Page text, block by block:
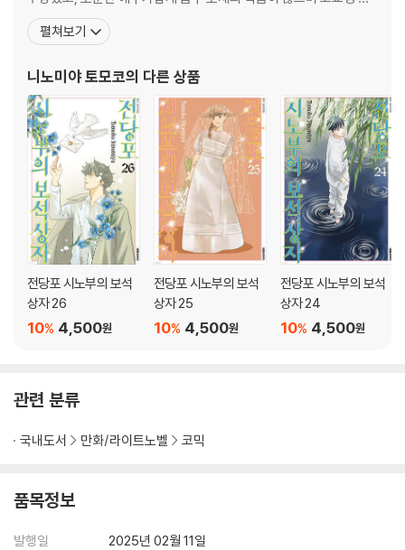
보고서 파일 25 마지막 불꽃을 피우다
File #2 한 잔하러 가자! Vol.1, 한 잔하러 가자! Vol.2
File #3 세토 마을의 새신랑 Vol. 1, 세토 마을의 새신랑 Vol. 2
File #4 꼬꼬마와의 대결 소동
File #5 구사일생투성이 인생
File #6 저자후기 Vol. 1, 저자후기 Vol. 2
재 기업가의 이야기를 다룬『주식회사 천재 패밀리』가 일본 굴지 기업
사장의 애독서로 뽑혀 화제가 되었다. 클래식을 소재로 한『노다메 칸
였다. 주요작품으로 『OUT』『술 마시러 가자!』『음
펼쳐보기
니노미야 토모코의 다른 상품
전당포 시노부의 보석
상자 26
4,500원
10%
전당포 시노부의 보석
상자 25
4,500원
10%
전당포 시노부의 보석
상자 24
4,500원
10%
관련 분류
국내도서 만화/라이트노벨 코믹
품목정보
발행일
2025년 02월 11일